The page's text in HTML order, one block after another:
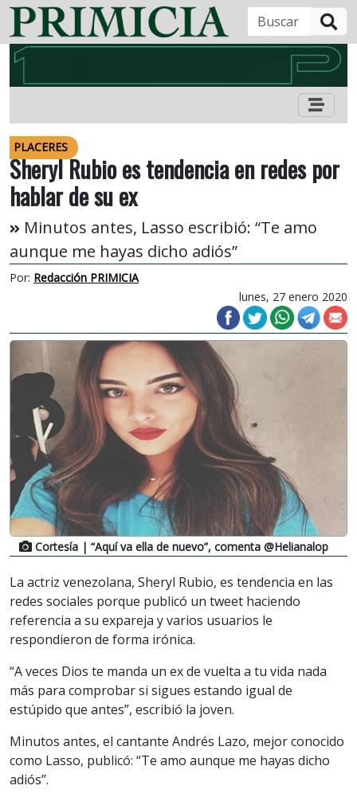
PLACERES
Sheryl Rubio es tendencia en redes por
hablar de su ex
Minutos antes, Lasso escribió: “Te amo
aunque me hayas dicho adiós”
Por: Redacción PRIMICIA
lunes, 27 enero 2020
Cortesía | “Aquí va ella de nuevo”, comenta @Helianalop
La actriz venezolana, Sheryl Rubio, es tendencia en las
redes sociales porque publicó un tweet haciendo
referencia a su expareja y varios usuarios le
respondieron de forma irónica.
“A veces Dios te manda un ex de vuelta a tu vida nada
más para comprobar si sigues estando igual de
estúpido que antes”, escribió la joven.
Minutos antes, el cantante Andrés Lazo, mejor conocido
como Lasso, publicó: “Te amo aunque me hayas dicho
adiós”.